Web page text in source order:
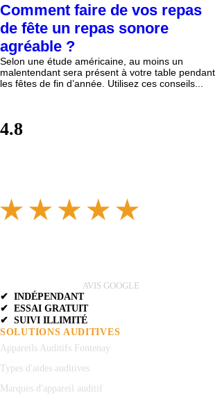
Comment faire de vos repas
de fête un repas sonore
agréable ?
Selon une étude américaine, au moins un
malentendant sera présent à votre table pendant
les fêtes de fin d’année. Utilisez ces conseils...
4.8
AVIS GOOGLE
✔ INDÉPENDANT
✔ ESSAI GRATUIT
✔ SUIVI ILLIMITÉ
SOLUTIONS AUDITIVES
Appareils Auditifs Fontenay
Types d'aides auditives
Marques d'appareil auditif